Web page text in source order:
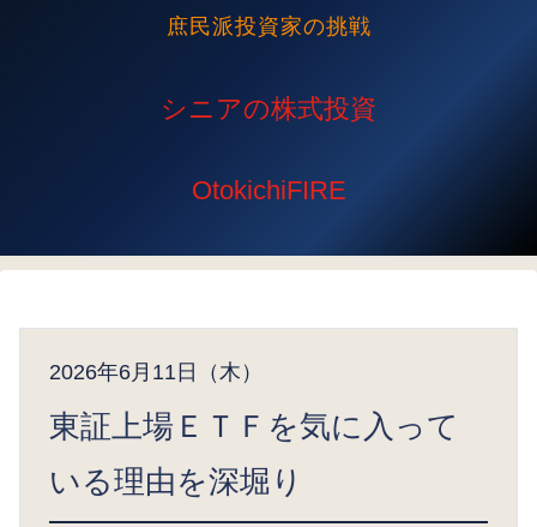
庶民派投資家の挑戦
2026年6月11日（木）
東証上場ＥＴＦを気に入って
いる理由を深堀り